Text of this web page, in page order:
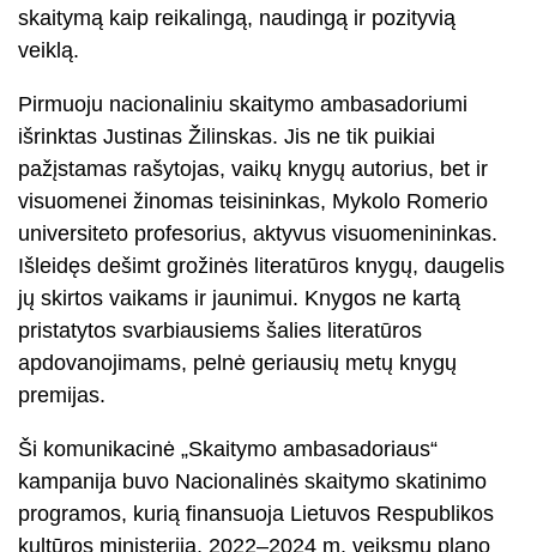
skaitymą kaip reikalingą, naudingą ir pozityvią
veiklą.
Pirmuoju nacionaliniu skaitymo ambasadoriumi
išrinktas Justinas Žilinskas. Jis ne tik puikiai
pažįstamas rašytojas, vaikų knygų autorius, bet ir
visuomenei žinomas teisininkas, Mykolo Romerio
universiteto profesorius, aktyvus visuomenininkas.
Išleidęs dešimt grožinės literatūros knygų, daugelis
jų skirtos vaikams ir jaunimui. Knygos ne kartą
pristatytos svarbiausiems šalies literatūros
apdovanojimams, pelnė geriausių metų knygų
premijas.
Ši komunikacinė „Skaitymo ambasadoriaus“
kampanija buvo Nacionalinės skaitymo skatinimo
programos, kurią finansuoja Lietuvos Respublikos
kultūros ministerija, 2022–2024 m. veiksmų plano